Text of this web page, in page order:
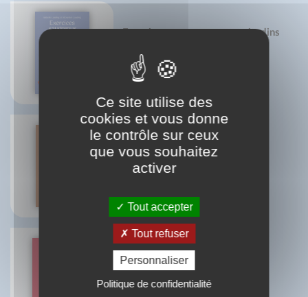
Exercices saugrenus pour citadins
Sébastien Laading
Isabelle Laading
Marie Lemaistre
Petit traité du (bon) pain
Martine Agrech
Mireille Gayet
Ce site utilise des
cookies et vous donne
le contrôle sur ceux
que vous souhaitez
activer
Tout accepter
Tout refuser
Personnaliser
Politique de confidentialité